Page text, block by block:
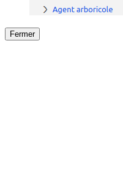
Fermer